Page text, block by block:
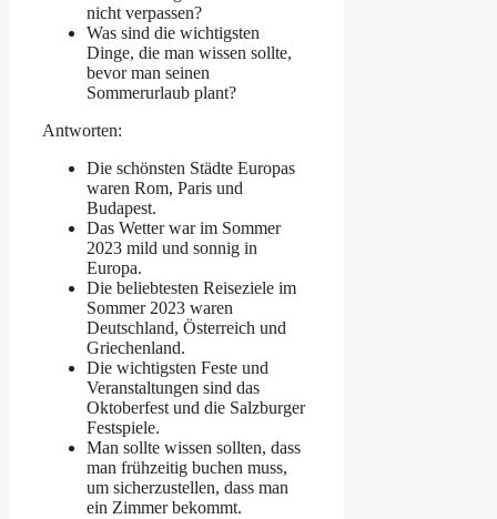
nicht verpassen?
Was sind die wichtigsten
Dinge, die man wissen sollte,
bevor man seinen
Sommerurlaub plant?
Antworten:
Die schönsten Städte Europas
waren Rom, Paris und
Budapest.
Das Wetter war im Sommer
2023 mild und sonnig in
Europa.
Die beliebtesten Reiseziele im
Sommer 2023 waren
Deutschland, Österreich und
Griechenland.
Die wichtigsten Feste und
Veranstaltungen sind das
Oktoberfest und die Salzburger
Festspiele.
Man sollte wissen sollten, dass
man frühzeitig buchen muss,
um sicherzustellen, dass man
ein Zimmer bekommt.